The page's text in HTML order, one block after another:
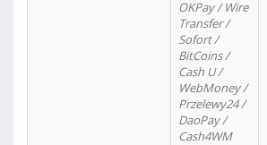
OKPay / Wire
Transfer /
Sofort /
BitCoins /
Cash U /
WebMoney /
Przelewy24 /
DaoPay /
Cash4WM